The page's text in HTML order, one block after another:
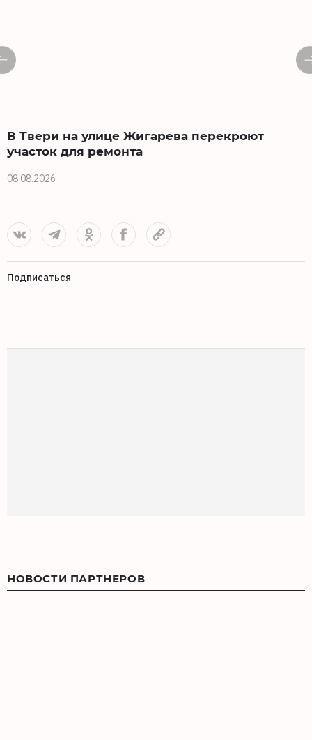
В Твери на улице Жигарева перекроют
участок для ремонта
08.08.2026
Подписаться
НОВОСТИ ПАРТНЕРОВ